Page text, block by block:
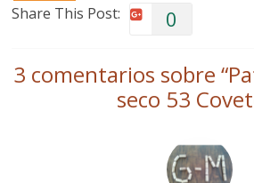
Share This Post: 0
3 comentarios sobre “
seco 53